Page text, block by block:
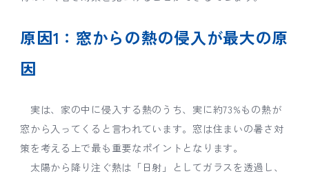
原因1：窓からの熱の侵入が最大の原
因
実は、家の中に侵入する熱のうち、実に約73%もの熱が
窓から入ってくると言われています。窓は住まいの暑さ対
策を考える上で最も重要なポイントとなります。
太陽から降り注ぐ熱は「日射」としてガラスを透過し、